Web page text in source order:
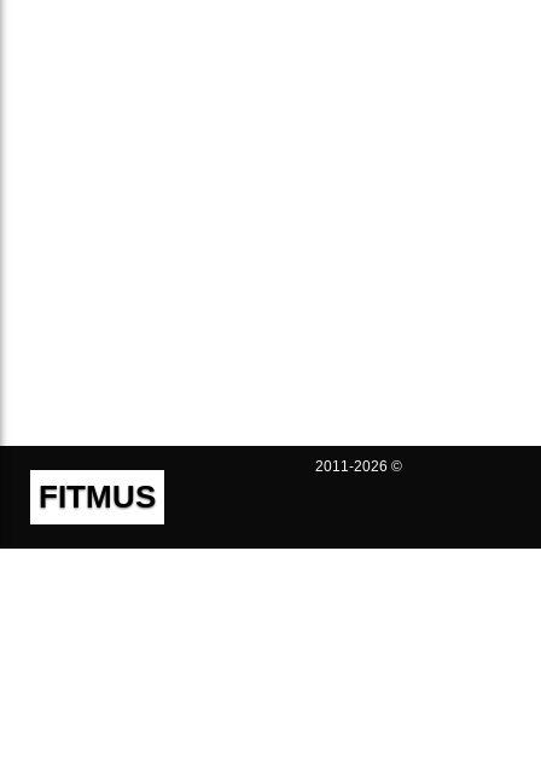
FITMUS
2011-2026 ©